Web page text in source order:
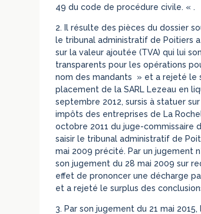
49 du code de procédure civile. « .
2. Il résulte des pièces du dossier
le tribunal administratif de Poitiers
sur la valeur ajoutée (TVA) qui lui
transparents pour les opérations
nom des mandants » et a rejeté le
placement de la SARL Lezeau en
septembre 2012, sursis à statuer
impôts des entreprises de La
octobre 2011 du juge-commissaire
saisir le tribunal administratif de
mai 2009 précité. Par un jugement
son jugement du 28 mai 2009 sur
effet de prononcer une décharge
et a rejeté le surplus des
3. Par son jugement du 21 mai